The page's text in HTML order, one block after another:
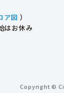
ア図 ）
はお休み
Copyright ©